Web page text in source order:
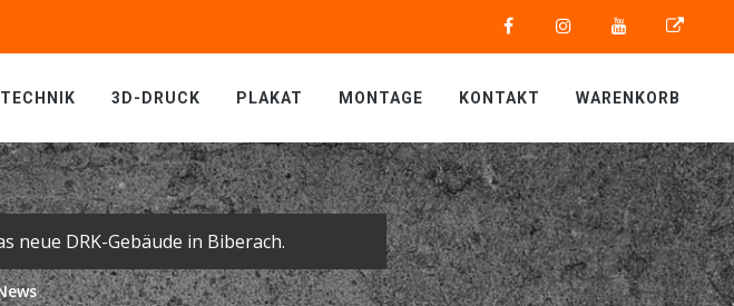
3D-DRUCK PLAKAT MONTAGE KONTAKT WARENKORB
neue DRK-Gebäude in Biberach.